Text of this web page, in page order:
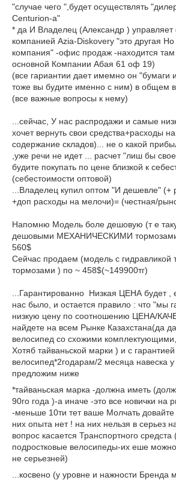
"случае чего ",будет осуществлять
Centurion-а"
* да И Владелец (Александр ) управляет
компанией Azia-Diskovery "это другая
компания" -офис продаж -находится там
основной Компании Абая 61 оф 19)
(все гариантии дает имемно он "бумаги
тоже вы будите именно с ним) в общем
(все важные вопросы к нему)
...сейчас, У нас распродажи и самые
хочет вернуть свои средства+расходы
содержание складов)... не о какой
,уже речи не идет ... расчет "лиш бы
будите покупать по цене близкой к
(себестоимости оптовой)
...Владелец купил оптом "И дешевле" (+
+доп расходы на мелочи)= (честная/
Напомню Модель боле дешовую (т е
дешовыми МЕХАНИЧЕСКИМИ
560$
Сейчас продаем (модель с гидравликой
тормозами ) по ~ 458$(~149900тг)
...Гарантированно Низкая ЦЕНА будет ,
нас было, и остается правило : что "мы
низкую цену по соотношению ЦЕНА/
найдете на всем Рынке Казахстана(да
велосипед со схожими
Хотяб тайваньской марки ) и с
велосипед*2годарам/2 месяца навеска
предложим ниже
*тайваньская марка -должна иметь
90го года )-а иначе -это все новички на
-меньше 10ти тет ваше Молчать довайте
них опыта нет ! на них нельзя в серьез
вопрос касается Транспортного средста
подростковые велосипеды-их еше
не серьезней)
...косвено (у уровне и нажности Бренда